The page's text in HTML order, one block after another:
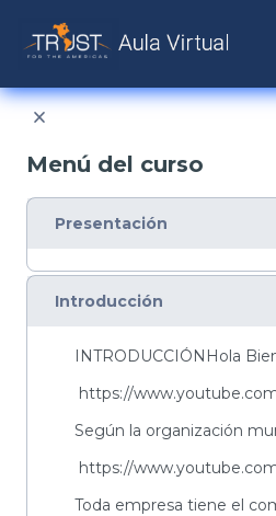
Menú del curso
Presentación
Introducción